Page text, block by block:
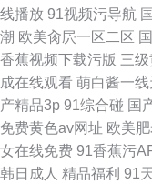
线播放 91视频污导航
潮 欧美肏屄一区二区
香蕉视频下载污版 三
成在线观看 萌白酱一线
产精品3p 91综合碰 国
免费黄色av网址 欧美
女在线免费 91香蕉污
韩日成人 精品福利 91